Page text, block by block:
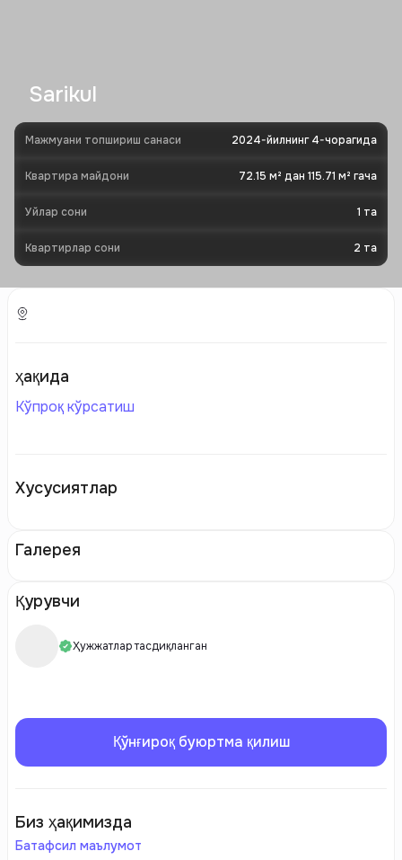
Sarikul
Мажмуани топшириш санаси 2024-йилнинг 4-чорагида
Квартира майдони 72.15 м² дан 115.71 м² гача
Уйлар сони 1 та
Квартирлар сони 2 та
ҳақида
Кўпроқ кўрсатиш
Хусусиятлар
Галерея
Қурувчи
Ҳужжатлар тасдиқланган
Қўнғироқ буюртма қилиш
Биз ҳақимизда
Батафсил маълумот